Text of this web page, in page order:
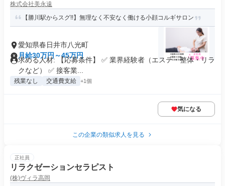
株式会社美永遠
【勝川駅からスグ!!】無理なく不安なく働ける小顔コルギサロン
愛知県春日井市八光町
月給30万円～45万円
求める人材: 【応募条件】 ✅ 業界経験者（エステ・整体・リラ
クなど） ✅ 接客業...
残業なし 交通費支給 +1個
気になる
この企業の類似求人を見る
正社員
リラクゼーションセラピスト
(株)ヴィラ高岡